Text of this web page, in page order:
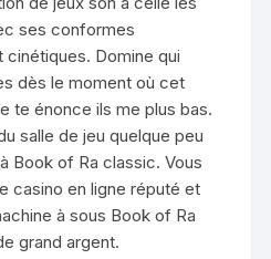
ses conformes
Domine qui
dès le moment où cet
te énonce ils me plus bas.
salle de jeu quelque peu
Book of Ra classic. Vous
casino en ligne réputé et
à sous Book of Ra
grand argent.